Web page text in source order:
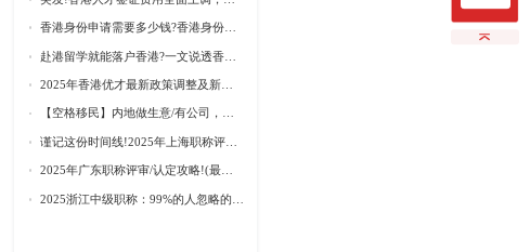
【空格移民】内地做生意/有公司，学历不高怎么办理香港身份?